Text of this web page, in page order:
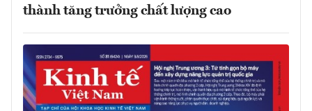
thành tăng trưởng chất lượng cao